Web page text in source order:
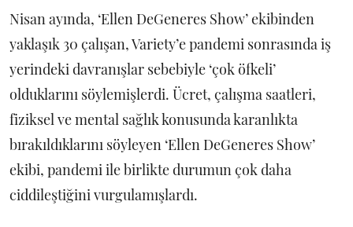
Nisan ayında, ‘Ellen DeGeneres Show’ ekibinden
yaklaşık 30 çalışan, Variety’e pandemi sonrasında iş
yerindeki davranışlar sebebiyle ‘çok öfkeli’
olduklarını söylemişlerdi. Ücret, çalışma saatleri,
fiziksel ve mental sağlık konusunda karanlıkta
bırakıldıklarını söyleyen ‘Ellen DeGeneres Show’
ekibi, pandemi ile birlikte durumun çok daha
ciddileştiğini vurgulamışlardı.